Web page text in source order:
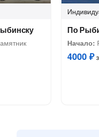
По
Начало:
4000 ₽